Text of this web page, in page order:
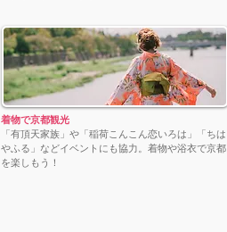
​着物で京都観光
「有頂天家族」や「稲荷こんこん恋いろは」「ちは
やふる」などイベントにも協力​。着物や浴衣で京都
を楽しもう！